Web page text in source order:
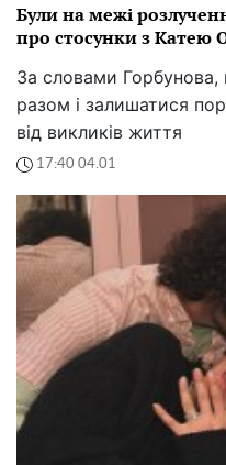
Були на межі
про стосунки з Катею
За словами Горбунова,
разом і залишатися
від викликів життя
17:40 04.01